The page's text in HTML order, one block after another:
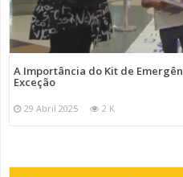
A Importância do Kit de
Exceção
29 Abril 2025 2 K